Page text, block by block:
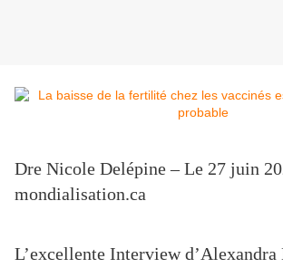
Dre Nicole Delépine – Le 27 juin
mondialisation.ca
L’excellente Interview d’Alexandra